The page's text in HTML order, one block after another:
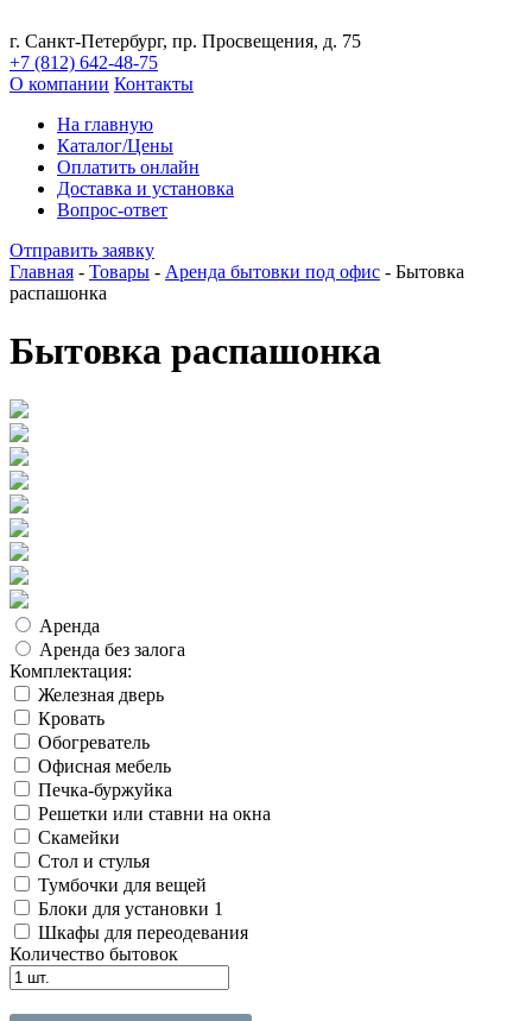
г. Санкт-Петербург, пр. Просвещения, д. 75
+7 (812) 642-48-75
О компании Контакты
На главную
Каталог/Цены
Оплатить онлайн
Доставка и установка
Вопрос-ответ
Отправить заявку
Главная - Товары - Аренда бытовки под офис - Бытовка
распашонка
Бытовка распашонка
Аренда
Аренда без залога
Комплектация:
Железная дверь
Кровать
Обогреватель
Офисная мебель
Печка-буржуйка
Решетки или ставни на окна
Скамейки
Стол и стулья
Тумбочки для вещей
Блоки для установки 1
Шкафы для переодевания
Количество бытовок